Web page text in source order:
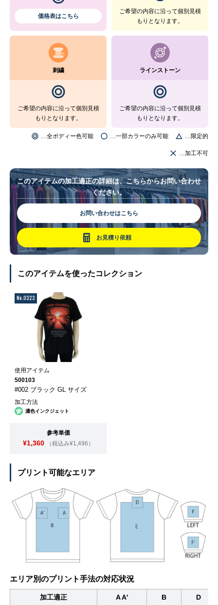
価格表はこちら
ご希望の内容に沿って個別見積
もりとなります。
刺繍
ご希望の内容に沿って個別見積
もりとなります。
ラインストーン
ご希望の内容に沿って個別見積
もりとなります。
…全ボディー色可能 …一部カラーのみ可能 …限定的
…加工不可
このアイテムの加工適正の詳細は、こちらからお問い合わせ
ください。
お問い合わせはこちら
お見積り依頼
このアイテムを使ったコレクション
No.0323
使用アイテム
500103
#002 ブラック GL サイズ
加工方法
濃色インクジェット
参考単価
¥1,360 （税込み¥1,496）
プリント可能なエリア
エリア別のプリント手法の対応状況
加工適正 A A' B D